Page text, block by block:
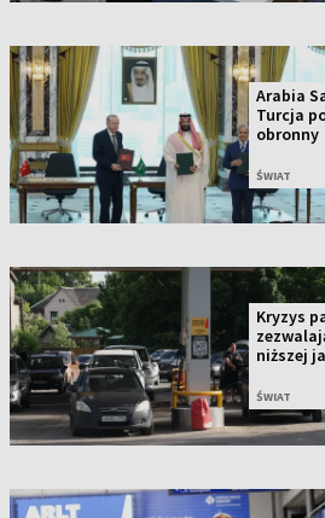
Arabia
Turcja
obronny
ŚWIAT
Kryzys
niższej
ŚWIAT